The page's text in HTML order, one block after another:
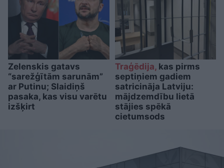
Zelenskis gatavs
“sarežģītām sarunām”
ar Putinu; Slaidiņš
pasaka, kas visu varētu
izšķirt
Traģēdija,kas pirms
septiņiem gadiem
satricināja Latviju:
mājdzemdību lietā
stājies spēkā
cietumsods